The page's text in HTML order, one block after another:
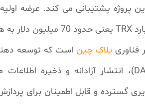
پروژه پشتیبانی می کند. عرضه
TRX یعنی حدود 70 میلیون دلار به همراه داشت.
بلاک چین است که توسعه
)، انتشار آزادانه و ذخیره
گسترده و قابل اطمینان برای